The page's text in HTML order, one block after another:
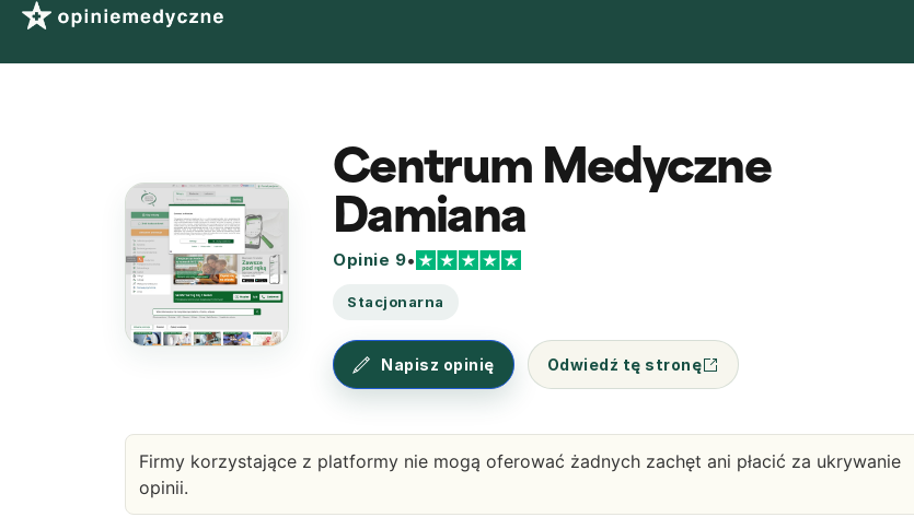
Centrum Medyczne
Damiana
Opinie 9•
Stacjonarna
Napisz opinię Odwiedź tę stronę
Firmy korzystające z platformy nie mogą oferować żadnych zachęt ani płacić za ukrywanie
opinii.